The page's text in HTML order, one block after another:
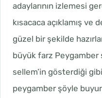
adaylarının izlemesi
kısacaca açıklamış
güzel bir şekilde
büyük farz Peygamber
sellem’in gösterdiği
peygamber şöyle